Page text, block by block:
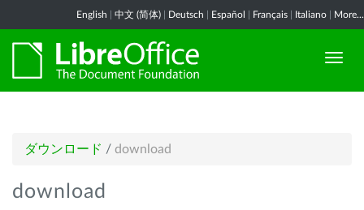
English 中文 (简体) Deutsch Español Français Italiano More...
ダウンロード / download
download